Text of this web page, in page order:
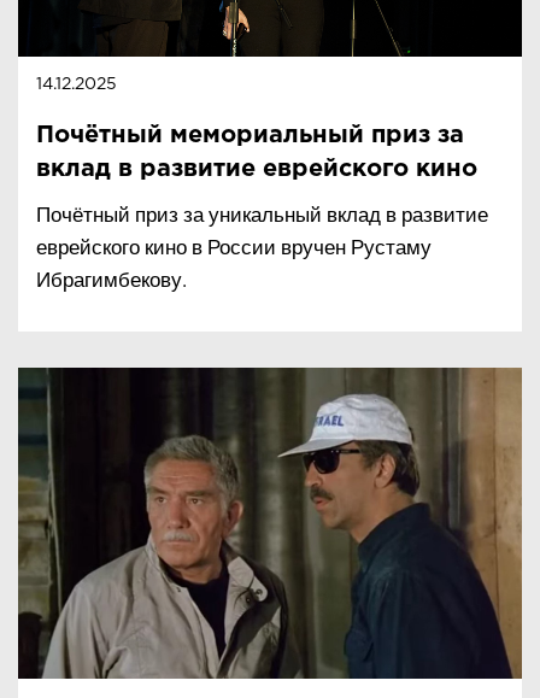
14.12.2025
Почётный мемориальный приз за
вклад в развитие еврейского кино
Почётный приз за уникальный вклад в развитие
еврейского кино в России вручен Рустаму
Ибрагимбекову.